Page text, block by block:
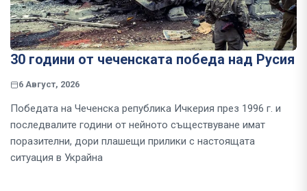
30 години от чеченската победа над Русия
6 Август, 2026
Победата на Чеченска република Ичкерия през 1996 г. и
последвалите години от нейното съществуване имат
поразителни, дори плашещи прилики с настоящата
ситуация в Украйна